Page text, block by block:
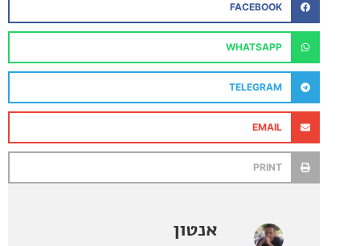
FACEBOOK
WHATSAPP
TELEGRAM
אנטון